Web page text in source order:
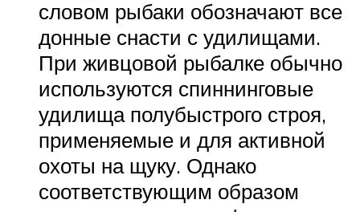
словом рыбаки обозначают все
донные снасти с удилищами.
При живцовой рыбалке обычно
используются спиннинговые
удилища полубыстрого строя,
применяемые и для активной
охоты на щуку. Однако
соответствующим образом